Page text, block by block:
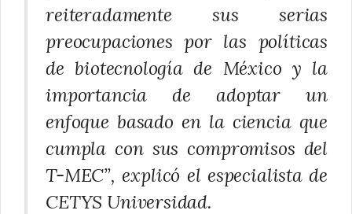
reiteradamente sus serias
preocupaciones por las políticas
de biotecnología de México y la
importancia de adoptar un
enfoque basado en la ciencia que
cumpla con sus compromisos del
T-MEC”, explicó el especialista de
CETYS Universidad.